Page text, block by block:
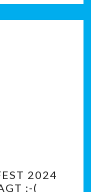
2024
:-(